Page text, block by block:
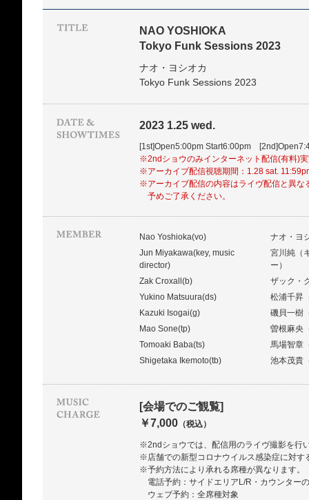
NAO YOSHIOKA
Tokyo Funk Sessions 2023
ナオ・ヨシオカ
Tokyo Funk Sessions 2023
2023 1.25 wed.
[1st]Open5:00pm Start6:00pm
※2ndショウのみインターネット配信(有料)
※アーカイブ配信視聴期間：1.28 sat.
※アーカイブ配信の内容はライヴ配信と異な
予めご了承ください。
Nao Yoshioka(vo)
ナオ・ヨ
Jun Miyakawa(key, music
director)
宮川純（
ー）
Zak Croxall(b)
ザック・
Yukino Matsuura(ds)
松浦千昇
Kazuki Isogai(g)
磯貝一樹
Mao Sone(tp)
曽根麻央
Tomoaki Baba(ts)
馬場智章
Shigetaka Ikemoto(tb)
池本茂貴
[会場でのご観覧]
￥7,000 （税込）
※2ndショウでは、配信用のライヴ撮影を行
※店舗での新型コロナウイルス感染症に対す
※予約方法により承れる席種が異なります。
電話予約：サイドエリアL/R・カウンター
ウェブ予約：全席種対象